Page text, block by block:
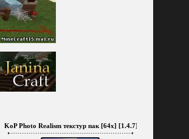
KoP Photo Realism текстур пак [64x] [1.4.7]